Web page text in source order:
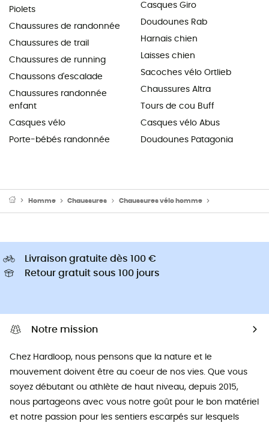
Piolets
Chaussures de randonnée
Chaussures de trail
Chaussures de running
Chaussons d'escalade
Chaussures randonnée
enfant
Casques vélo
Porte-bébés randonnée
Casques Giro
Doudounes Rab
Harnais chien
Laisses chien
Sacoches vélo Ortlieb
Chaussures Altra
Tours de cou Buff
Casques vélo Abus
Doudounes Patagonia
Homme Chaussures Chaussures vélo homme
Livraison gratuite dès 100 €
Retour gratuit sous 100 jours
Notre mission
Chez Hardloop, nous pensons que la nature et le
mouvement doivent être au coeur de nos vies. Que vous
soyez débutant ou athlète de haut niveau, depuis 2015,
nous partageons avec vous notre goût pour le bon matériel
et notre passion pour les sentiers escarpés sur lesquels